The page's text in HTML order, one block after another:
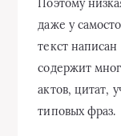
Поэтому
даже у
текст
содержит
актов, цитат,
типовых фраз.